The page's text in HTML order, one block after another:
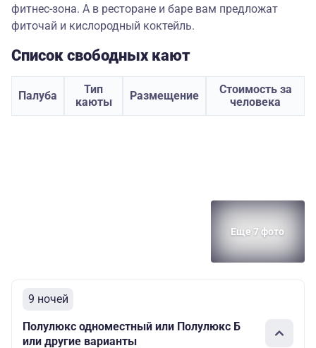
фитнес-зона. А в ресторане и баре вам предложат
фиточай и кислородный коктейль.
Список свободных кают
Палуба
Тип
каюты
Размещение
Стоимость за
человека
Еще 7 фото
9 ночей
Полулюкс одноместный или Полулюкс Б
или другие варианты